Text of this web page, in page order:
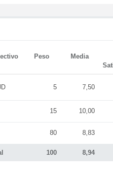
Peso Media
100 8,94
5 7,50
15 10,00
80 8,83